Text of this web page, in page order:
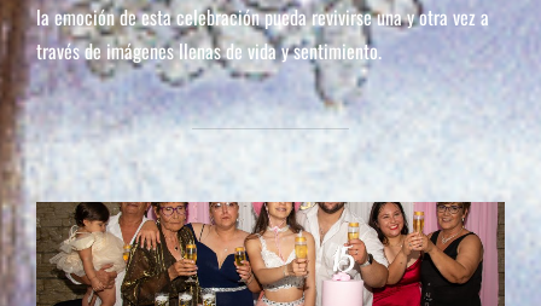
la emoción de esta celebración pueda revivirse una y otra vez a
través de imágenes llenas de vida y sentimiento.